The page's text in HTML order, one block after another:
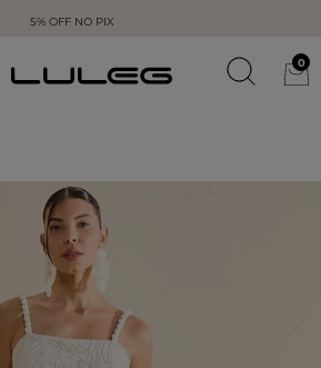
5% OFF NO PIX
0